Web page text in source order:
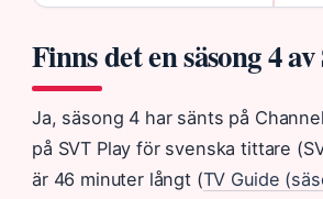
Finns det en säsong 4
Ja, säsong 4 har sänts på
på SVT Play för svenska tittare
är 46 minuter långt (TV Guide